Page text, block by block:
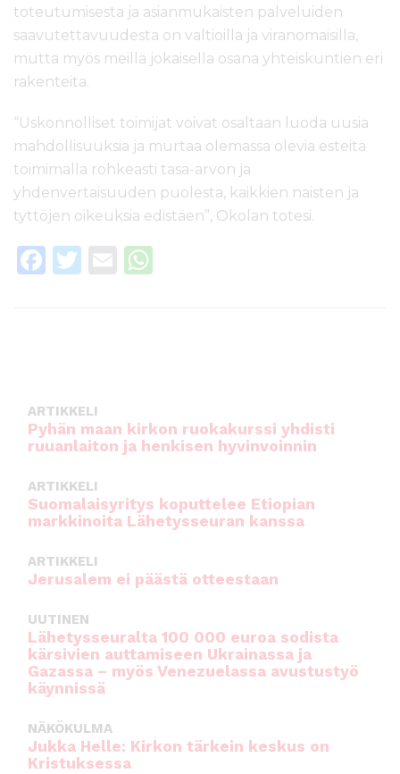
toteutumisesta ja asianmukaisten palveluiden
saavutettavuudesta on valtioilla ja viranomaisilla,
mutta myös meillä jokaisella osana yhteiskuntien eri
rakenteita.
“Uskonnolliset toimijat voivat osaltaan luoda uusia
mahdollisuuksia ja murtaa olemassa olevia esteitä
toimimalla rohkeasti tasa-arvon ja
yhdenvertaisuuden puolesta, kaikkien naisten ja
tyttöjen oikeuksia edistäen”, Okolan totesi.
F
o
o
k
T
E
p
ARTIKKELI
Pyhän maan kirkon ruokakurssi yhdisti
ruuanlaiton ja henkisen hyvinvoinnin
ARTIKKELI
Suomalaisyritys koputtelee Etiopian
markkinoita Lähetysseuran kanssa
ARTIKKELI
Jerusalem ei päästä otteestaan
UUTINEN
Lähetysseuralta 100 000 euroa sodista
kärsivien auttamiseen Ukrainassa ja
Gazassa – myös Venezuelassa avustustyö
käynnissä
NÄKÖKULMA
Jukka Helle: Kirkon tärkein keskus on
Kristuksessa